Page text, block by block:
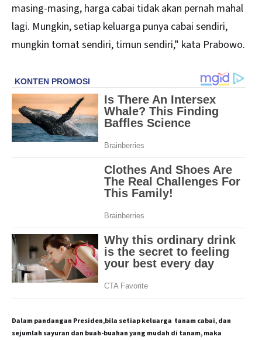
masing-masing, harga cabai tidak akan pernah mahal
lagi. Mungkin, setiap keluarga punya cabai sendiri,
mungkin tomat sendiri, timun sendiri,” kata Prabowo.
Dalam pandangan Presiden,bila setiap keluarga tanam cabai, dan
sejumlah sayuran dan buah-buahan yang mudah di tanam, maka